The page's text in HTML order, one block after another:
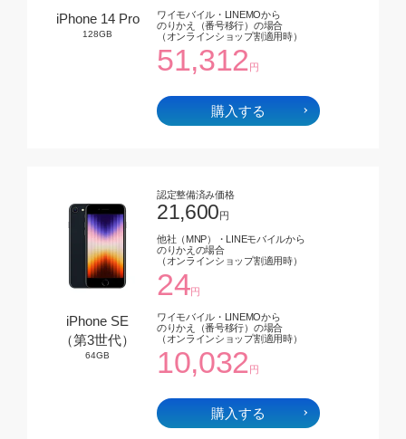
iPhone 14 Pro
128GB
ワイモバイル・LINEMOから
のりかえ（番号移行）の場合
（オンラインショップ割適用時）
51,312円
購入する
iPhone SE
（第3世代）
64GB
認定整備済み価格
21,600円
他社（MNP）・LINEモバイルから
のりかえの場合
（オンラインショップ割適用時）
24円
ワイモバイル・LINEMOから
のりかえ（番号移行）の場合
（オンラインショップ割適用時）
10,032円
購入する